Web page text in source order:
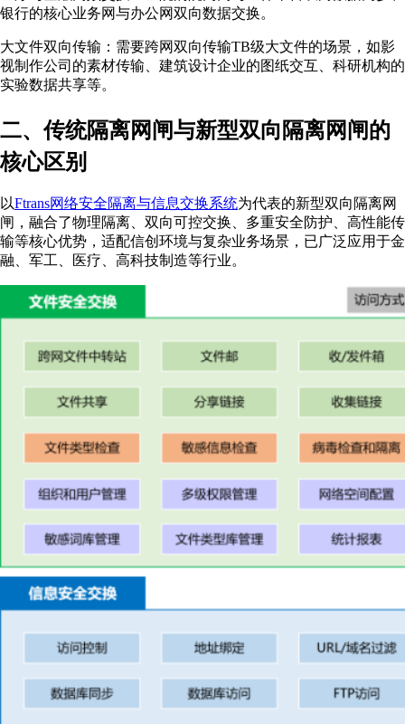
银行的核心业务网与办公网双向数据交换。
大文件双向传输：需要跨网双向传输TB级大文件的场景，如影
视制作公司的素材传输、建筑设计企业的图纸交互、科研机构的
实验数据共享等。
二、传统隔离网闸与新型双向隔离网闸的
核心区别
以Ftrans网络安全隔离与信息交换系统为代表的新型双向隔离网
闸，融合了物理隔离、双向可控交换、多重安全防护、高性能传
输等核心优势，适配信创环境与复杂业务场景，已广泛应用于金
融、军工、医疗、高科技制造等行业。